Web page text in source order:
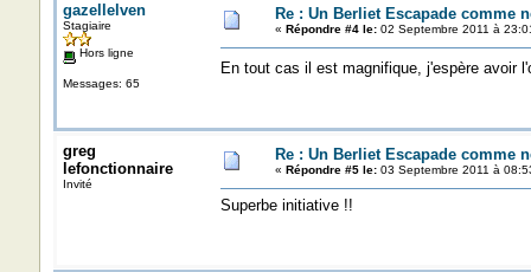
gazellelven
Stagiaire
Hors ligne
Messages: 65
Re : Un Berliet Escapade comme
« Répondre #4 le:02 Septembre 2011 à
En tout cas il est magnifique, j'espère
greg
lefonctionnaire
Invité
Re : Un Berliet Escapade comme
« Répondre #5 le:03 Septembre 2011 à
Superbe initiative !!